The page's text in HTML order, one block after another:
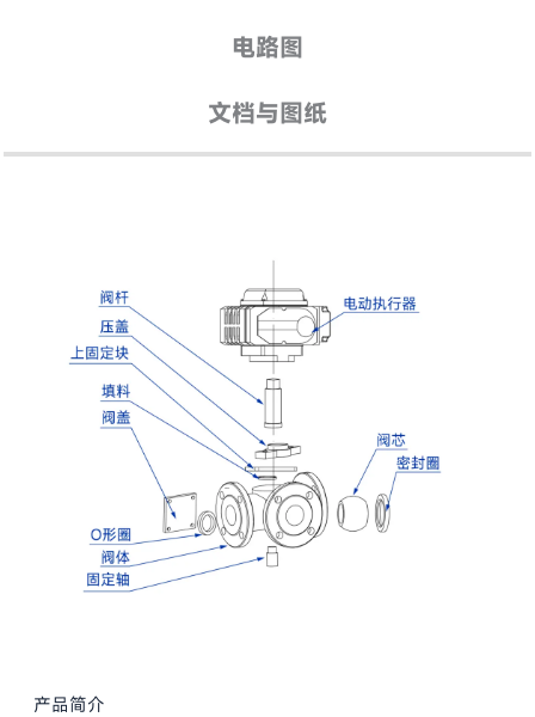
电路图
文档与图纸
产品简介